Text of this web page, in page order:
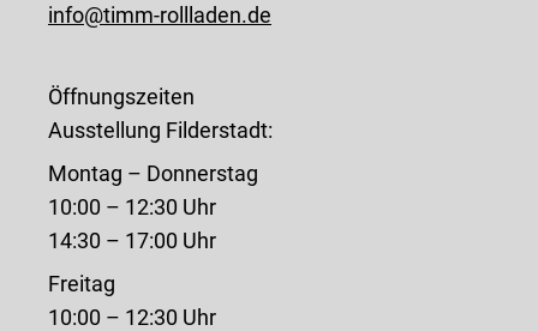
info@timm-rollladen.de
Öffnungszeiten
Ausstellung Filderstadt:
Montag – Donnerstag
10:00 – 12:30 Uhr
14:30 – 17:00 Uhr
Freitag
10:00 – 12:30 Uhr